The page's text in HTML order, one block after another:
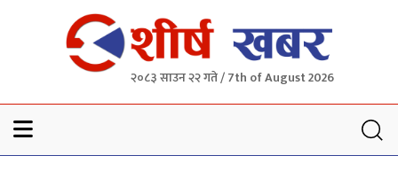
२०८३ साउन २२ गते / 7th of August 2026